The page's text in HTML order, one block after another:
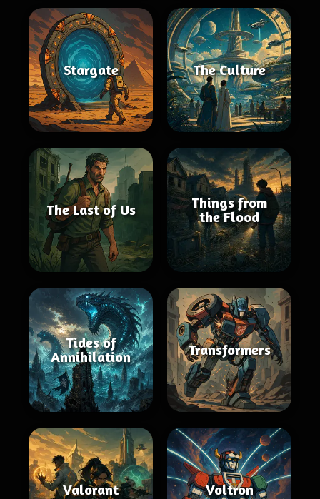
Stargate The Culture
The Last of Us
Things from
the Flood
Tides of
Annihilation
Transformers
Valorant Voltron